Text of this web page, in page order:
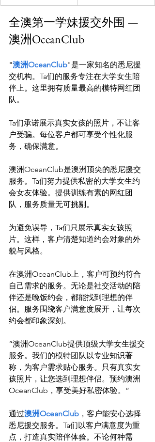
全澳第一学妹援交外围 —
澳洲OceanClub
"澳洲OceanClub"是一家知名的悉尼援
交机构。Ta们的服务专注在大学女生陪
伴上。这里拥有质量最高的模特网红团
队。
Ta们承诺展示真实女孩的照片，不让客
户受骗。每位客户都可享受个性化服
务，确保满意。
澳洲OceanClub是澳洲顶尖的悉尼援交
服务。Ta们努力提供私密的大学女生约
会女友体验。提供训练有素的网红团
队，服务质量无可挑剔。
为避免误导，Ta们只展示真实女孩照
片。这样，客户清楚知道约会对象的外
貌与风格。
在澳洲OceanClub上，客户可预约符合
自己需求的服务。无论是社交活动的陪
伴还是晚饭约会，都能找到理想的伴
侣。服务围绕客户满意度展开，让每次
“澳洲OceanClub提供顶级大学女生援交
服务。我们的模特团队以专业知识著
称，为客户需求贴心服务。只有真实女
孩照片，让您选到理想伴侣。预约澳洲
OceanClub，享受美好私密体验。”
通过澳洲OceanClub ，客户能安心选择
悉尼援交服务。Ta们以客户满意度为重
点，打造真实陪伴体验。不论何种需